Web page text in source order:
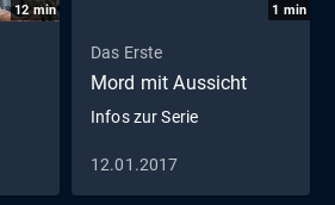
12min 1 min
Das Erste
Mord mit Aussicht
Infos zur Serie
12.01.2017